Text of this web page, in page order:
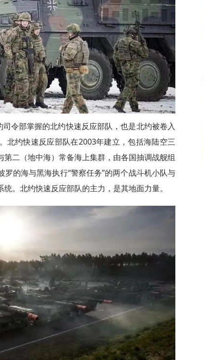
令部掌握的北约快速反应部队，也是北约被卷入
北约快速反应部队在2003年建立，包括海陆空三
二（地中海）常备海上集群，由各国抽调战舰组
的海与黑海执行“警察任务”的两个战斗机小队与
。北约快速反应部队的主力，是其地面力量。